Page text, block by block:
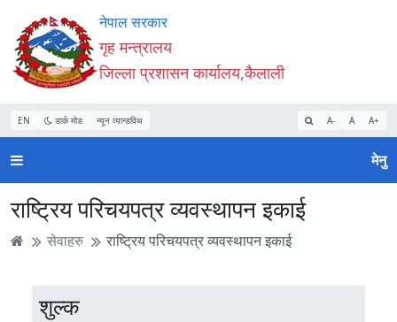
Accessibility
Mode
सुरु
गर्नुहोस्
सामाग्री
पढ्नुहाेस्
नेभिगेसन
पढ्नुहाेस्
वेबसाइट
खोजमा
जानुहोस्
नेपाल सरकार
गृह मन्त्रालय
जिल्ला प्रशासन कार्यालय,कैलाली
EN डार्क मोड न्यून व्यान्डविथ A- A A+
मेनु
राष्ट्रिय परिचयपत्र व्यवस्थापन इकाई
सेवाहरु राष्ट्रिय परिचयपत्र व्यवस्थापन इकाई
शुल्क